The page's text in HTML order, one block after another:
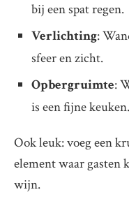
bij een spat regen.
Verlichting:
sfeer en zicht.
Opbergruimte:
is een fijne keuken.
Ook leuk: voeg een
element waar gasten
wijn.